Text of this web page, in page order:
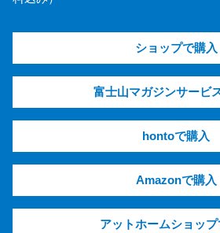
ショップで購入
富士山マガジンサービ
hontoで購入
Amazonで購入
アットホームショップ